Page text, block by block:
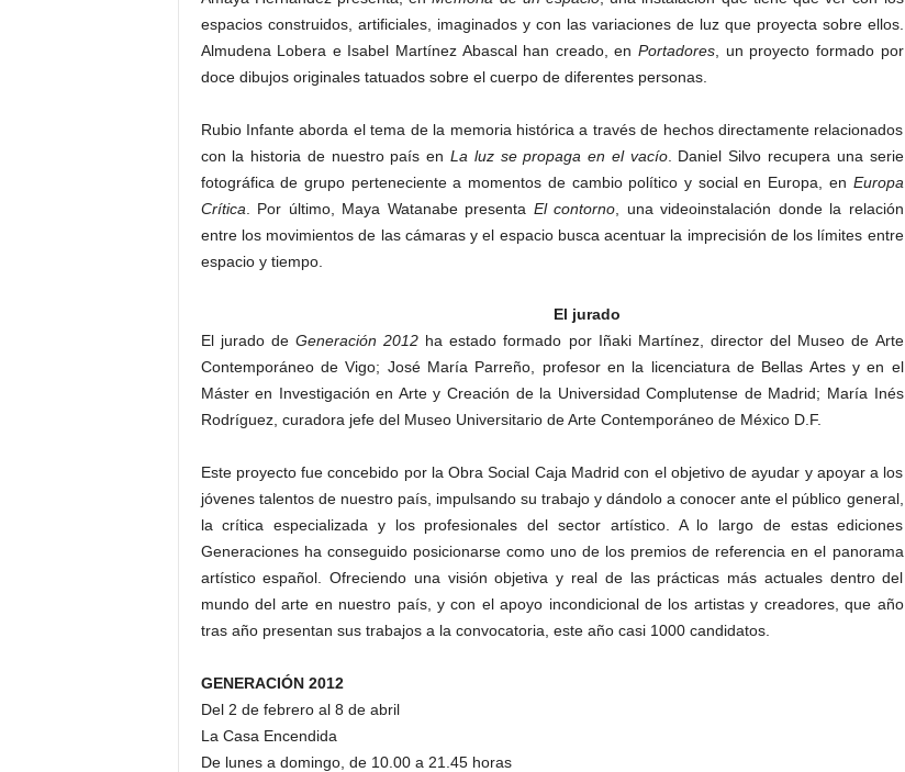
espacios construidos, artificiales, imaginados y con las variaciones de luz que proyecta sobre ellos.
Almudena Lobera e Isabel Martínez Abascal han creado, enPortadores , un proyecto formado por
doce dibujos originales tatuados sobre el cuerpo de diferentes personas.
Rubio Infante aborda el tema de la memoria histórica a través de hechos directamente relacionados
con la historia de nuestro país en La luz se propaga en el vacío. Daniel Silvo recupera una serie
fotográfica de grupo perteneciente a momentos de cambio político y social en Europa, en Europa
Crítica . Por último, Maya Watanabe presenta El contorno , una videoinstalación donde la relación
entre los movimientos de las cámaras y el espacio busca acentuar la imprecisión de los límites entre
espacio y tiempo.
El jurado
El jurado de Generación 2012 ha estado formado por Iñaki Martínez, director del Museo de Arte
Contemporáneo de Vigo; José María Parreño, profesor en la licenciatura de Bellas Artes y en el
Máster en Investigación en Arte y Creación de la Universidad Complutense de Madrid; María Inés
Rodríguez, curadora jefe del Museo Universitario de Arte Contemporáneo de México D.F.
Este proyecto fue concebido por la Obra Social Caja Madrid con el objetivo de ayudar y apoyar a los
jóvenes talentos de nuestro país, impulsando su trabajo y dándolo a conocer ante el público general,
la crítica especializada y los profesionales del sector artístico. A lo largo de estas ediciones
Generaciones ha conseguido posicionarse como uno de los premios de referencia en el panorama
artístico español. Ofreciendo una visión objetiva y real de las prácticas más actuales dentro del
mundo del arte en nuestro país, y con el apoyo incondicional de los artistas y creadores, que año
tras año presentan sus trabajos a la convocatoria, este año casi 1000 candidatos.
GENERACIÓN 2012
Del 2 de febrero al 8 de abril
La Casa Encendida
De lunes a domingo, de 10.00 a 21.45 horas